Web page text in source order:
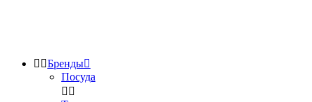
 Бренды
Посуда
 